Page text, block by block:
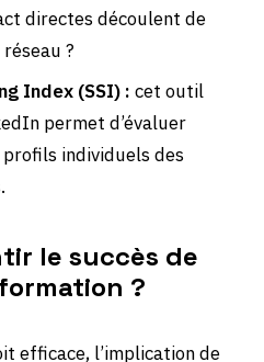
directes découlent de
?
Index (SSI) : cet outil
permet d’évaluer
profils individuels des
le succès de
?
efficace, l’implication de